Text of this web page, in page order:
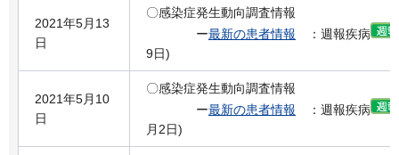
2021年5月13
日
〇感染症発生動向調査情報
ー最新の患者情報 ：週報疾病
9日)
2021年5月10
日
〇感染症発生動向調査情報
ー最新の患者情報 ：週報疾病
月2日)